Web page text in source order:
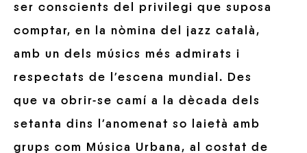
ser conscients del privilegi que suposa
comptar, en la nòmina del jazz català,
amb un dels músics més admirats i
respectats de l’escena mundial. Des
que va obrir-se camí a la dècada dels
setanta dins l’anomenat so laietà amb
grups com Música Urbana, al costat de